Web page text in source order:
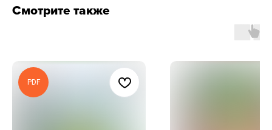
Смотрите также
PDF